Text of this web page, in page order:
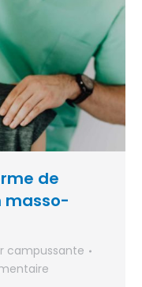
de
masso-
campussante